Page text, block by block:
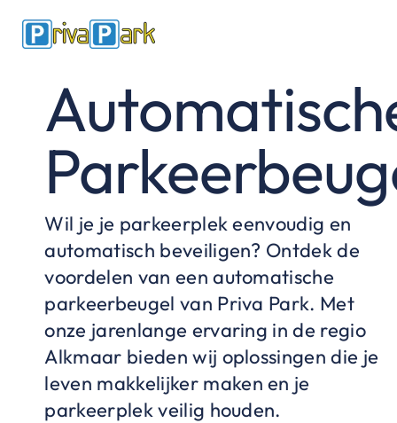
naar
Wil je je parkeerplek eenvoudig en
automatisch beveiligen? Ontdek de
voordelen van een automatische
parkeerbeugel van Priva Park. Met
onze jarenlange ervaring in de regio
Alkmaar bieden wij oplossingen die je
leven makkelijker maken en je
parkeerplek veilig houden.